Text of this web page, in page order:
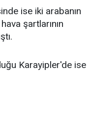
ise iki arabanın
şartlarının
Karayipler'de ise